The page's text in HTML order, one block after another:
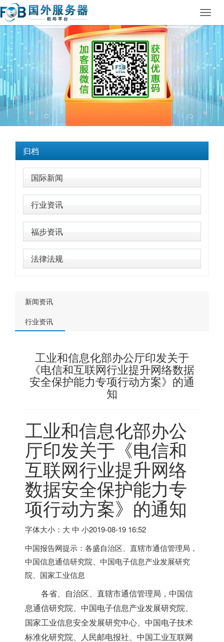
归档
国际新闻
行业资讯
福步资讯
法律法规
新闻资讯
行业资讯
工业和信息化部办公厅印发关于
《电信和互联网行业提升网络数据
安全保护能力专项行动方案》的通
知
工业和信息化部办公
厅印发关于《电信和
互联网行业提升网络
数据安全保护能力专
项行动方案》的通知
字体大小：大 中 小2019-08-19 16:52
中国报告网提示：各盛自治区、直辖市通信管理局，
中国信息通信研究院、中国电子信息产业发展研究
院、国家工业信息
各省、自治区、直辖市通信管理局，中国信
息通信研究院、中国电子信息产业发展研究院、
国家工业信息安全发展研究中心、中国电子技术
标准化研究院、人民邮电报社、中国工业互联网